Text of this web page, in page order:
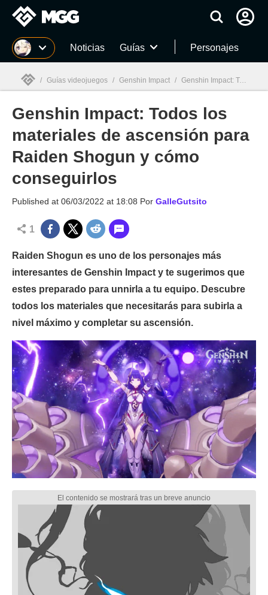
MGG Noticias Guías Personajes
MGG
/ Guías videojuegos / Genshin Impact / Genshin Impact: Todos los materiales de ascensión para Raiden Shogun y cómo conseguirlos
Genshin Impact: Todos los
materiales de ascensión para
Raiden Shogun y cómo
conseguirlos
Published at 06/03/2022 at 18:08 Por GalleGutsito
1
Raiden Shogun es uno de los personajes más
interesantes de Genshin Impact y te sugerimos que
estes preparado para unnirla a tu equipo. Descubre
todos los materiales que necesitarás para subirla a
nivel máximo y completar su ascensión.